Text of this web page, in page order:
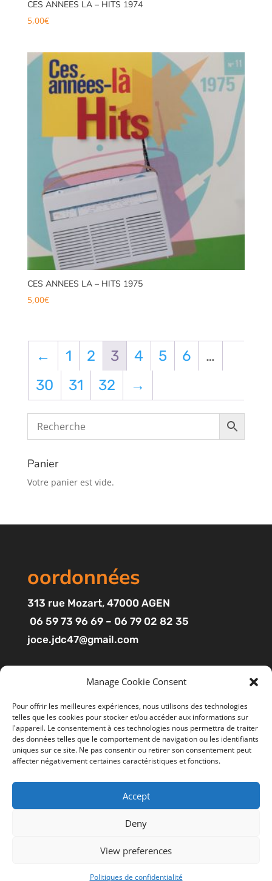
Manage Cookie Consent
Pour offrir les meilleures expériences, nous utilisons des technologies
telles que les cookies pour stocker et/ou accéder aux informations sur
l'appareil. Le consentement à ces technologies nous permettra de traiter
des données telles que le comportement de navigation ou les identifiants
uniques sur ce site. Ne pas consentir ou retirer son consentement peut
affecter négativement certaines caractéristiques et fonctions.
Accept
Deny
View preferences
Politiques de confidentialité
CES ANNEES LA – HITS 1974
5,00€
CES ANNEES LA – HITS 1975
5,00€
← 1 2 3 4 5 6
…
30
31 32 →
Panier
Votre panier est vide.
oordonnées
313 rue Mozart, 47000 AGEN
06 59 73 96 69 – 06 79 02 82 35
joce.jdc47@gmail.com
Boutique
Mon compte
Contact
Liens utiles
Ce site utilise des cookies pour améliorer votre
expérience. En cliquant sur “ACCEPTER”, vous consentez à
l'utilisation de tous les cookies. Vous pouvez suivre le lien